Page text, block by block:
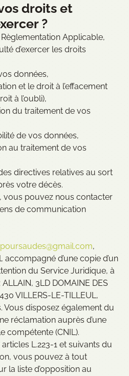
droits et
?
Applicable,
d’exercer les droits
données,
et le droit à l’effacement
à l’oubli),
du traitement de vos
de vos données,
au traitement de vos
directives relatives au sort
votre décès.
vous pouvez nous contacter
de communication
,
d’une copie d’un
du Service Juridique, à
ALLAIN, 3LD DOMAINE DES
VILLERS-LE-TILLEUL,
Vous disposez également du
réclamation auprès d’une
compétente (CNIL).
L.223-1 et suivants du
vous pouvez à tout
la liste d’opposition au